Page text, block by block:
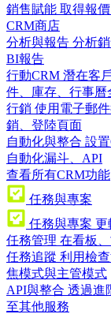
銷售賦能 取得報
CRM商店
分析與報告 分析
BI報告
行動CRM 潛在客
件、庫存、行事曆
行銷 使用電子郵
銷、登陸頁面
自動化與整合 設
自動化漏斗、API
查看所有CRM功能
任務與專案
任務與專案 更
任務管理 在看板
任務追蹤 利用檢
焦模式與主管模式
API與整合 透過進
至其他服務